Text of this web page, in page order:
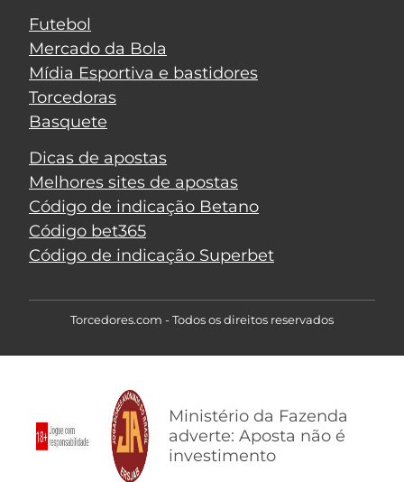
Futebol
Mercado da Bola
Mídia Esportiva e bastidores
Torcedoras
Basquete
Dicas de apostas
Melhores sites de apostas
Código de indicação Betano
Código bet365
Código de indicação Superbet
Torcedores.com - Todos os direitos reservados
Ministério da Fazenda
adverte: Aposta não é
investimento